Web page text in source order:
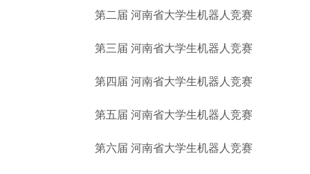
第二届 河南省大学生机器人竞赛
第三届 河南省大学生机器人竞赛
第四届 河南省大学生机器人竞赛
第五届 河南省大学生机器人竞赛
第六届 河南省大学生机器人竞赛